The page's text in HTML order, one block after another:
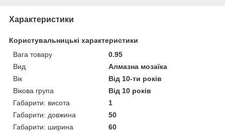
Характеристики
Користувальницькі характеристики
Вага товару
0.95
Вид
Алмазна мозаїка
Вік
Від 10-ти років
Вікова група
Від 10 років
Габарити: висота
1
Габарити: довжина
50
Габарити: ширина
60